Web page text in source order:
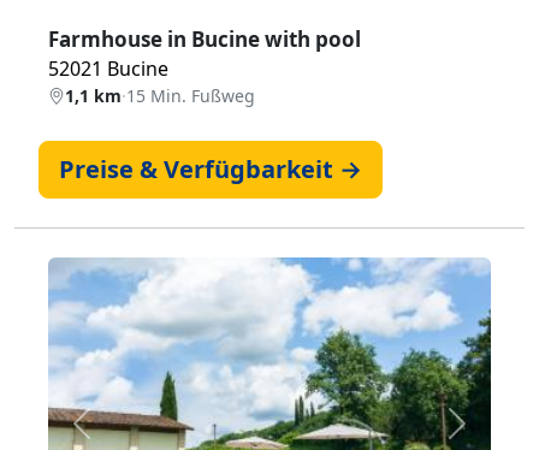
Farmhouse in Bucine with pool
52021 Bucine
1,1 km·15 Min. Fußweg
Preise & Verfügbarkeit →
Zurück Weiter